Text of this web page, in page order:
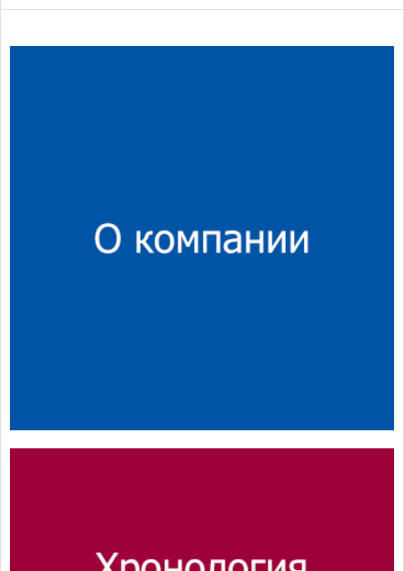
О компании Nuron